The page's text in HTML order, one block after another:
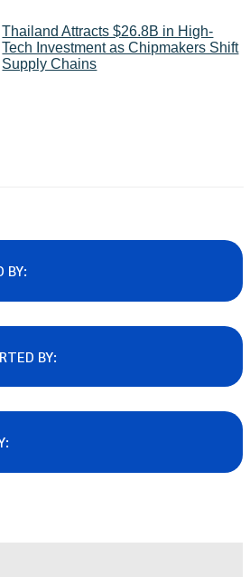
Thailand Attracts $26.8B in High-
Tech Investment as Chipmakers Shift
Supply Chains
BY:
BY: